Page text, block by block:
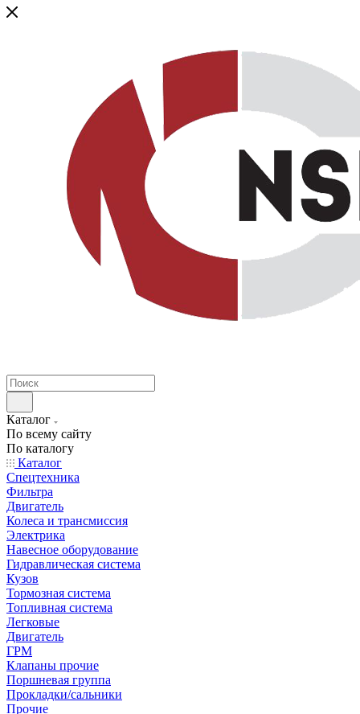
Каталог
По всему сайту
По каталогу
Каталог
Спецтехника
Фильтра
Двигатель
Колеса и трансмиссия
Электрика
Навесное оборудование
Гидравлическая система
Кузов
Тормозная система
Топливная система
Легковые
Двигатель
ГРМ
Клапаны прочие
Поршневая группа
Прокладки/сальники
Прочие